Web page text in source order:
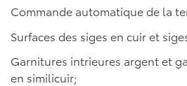
Commande automatique de la
Surfaces des siges en cuir et
Garnitures intrieures argent et
en similicuir;